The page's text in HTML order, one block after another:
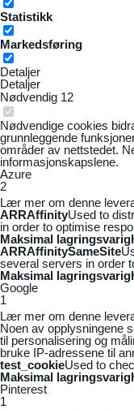
Statistikk
Markedsføring
Detaljer
Detaljer
Nødvendig 12
Nødvendige cookies
grunnleggende
områder av nettstedet.
informasjonskapslene.
Azure
2
Lær mer om denne
ARRAffinityUsed to
in order to optimise
Maksimal
ARRAffinitySameSite
several servers in order
Maksimal
Google
1
Lær mer om denne
Noen av opplysningene
til personalisering og
bruke IP-adressene til
test_cookieUsed to
Maksimal
Pinterest
1